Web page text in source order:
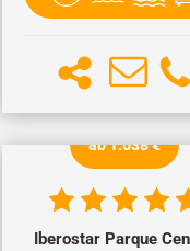
ab 1.038 €
Iberostar Parque